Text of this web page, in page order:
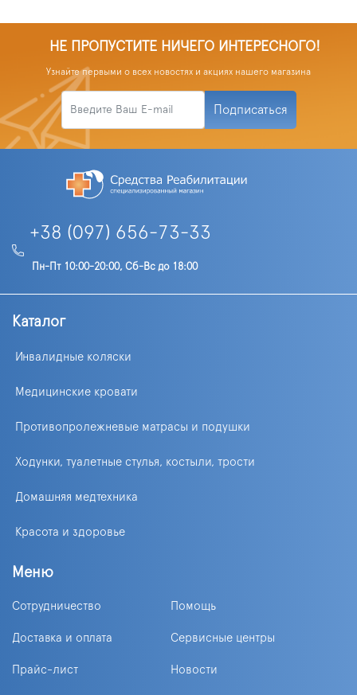
НЕ ПРОПУСТИТЕ НИЧЕГО ИНТЕРЕСНОГО!
Узнайте первыми о всех новостях и акциях нашего магазина
Подписаться
+38 (097) 656-73-33
Пн-Пт 10:00-20:00, Сб-Вс до 18:00
Каталог
Инвалидные коляски
Медицинские кровати
Противопролежневые матрасы и подушки
Ходунки, туалетные стулья, костыли, трости
Домашняя медтехника
Красота и здоровье
Меню
Сотрудничество Помощь
Доставка и оплата Сервисные центры
Прайс-лист Новости